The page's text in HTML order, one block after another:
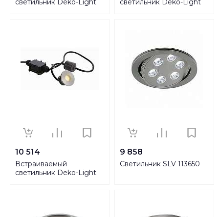
светильник Deko-Light
светильник Deko-Light
10 514
Встраиваемый
светильник Deko-Light
9 858
Светильник SLV 113650